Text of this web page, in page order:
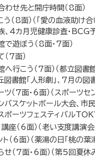
わせ先と開庁時間（8面）
う（8面）（「愛の血液助け
、4カ月児健康診査・BCG
で遊ぼう（8面・7面）
（7面）
へ行こう（7面）（都立図
図書館「人形劇」、7月の図
ツ（7面・6面）（スポーツ
バスケットボール大会、市
ポーツフェスティバル
講座（6面）（老い支度講演会
（6面）（薬湯の日「桃の葉湯
せ（7面・6面）（第5回夏